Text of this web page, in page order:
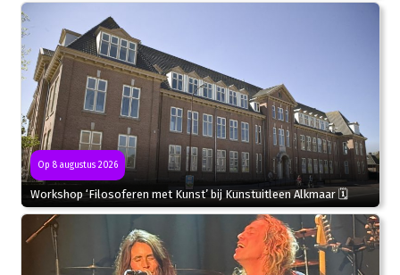
Op 8 augustus 2026
Workshop ‘Filosoferen met Kunst’ bij Kunstuitleen Alkmaar 🗓